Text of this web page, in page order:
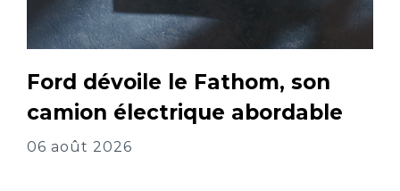
Ford dévoile le Fathom, son
camion électrique abordable
06 août 2026